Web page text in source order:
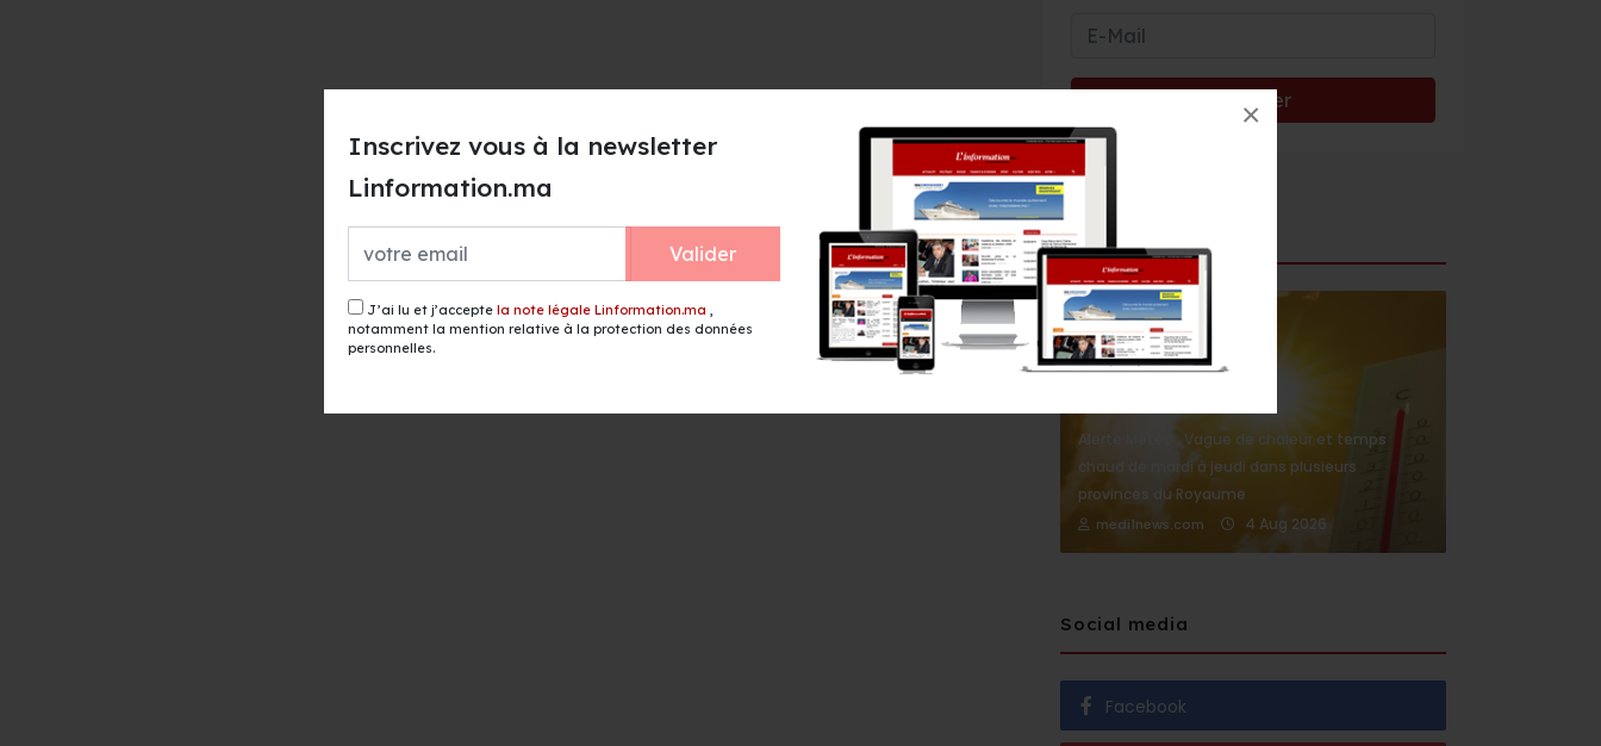
Inscrivez vous à la newsletter
Linformation.ma
Valider
J’ai lu et j’accepte la note légale Linformation.ma
notamment la mention relative à la protection des données
personnelles.
×
Météo
METÉO
Alerte Météo : Vague de chaleur et temps
chaud de mardi à jeudi dans plusieurs
provinces du Royaume
medi1news.com 4 Aug 2026
Social media
Facebook